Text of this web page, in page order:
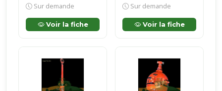
Sur demande
Voir la fiche
Sur demande
Voir la fiche